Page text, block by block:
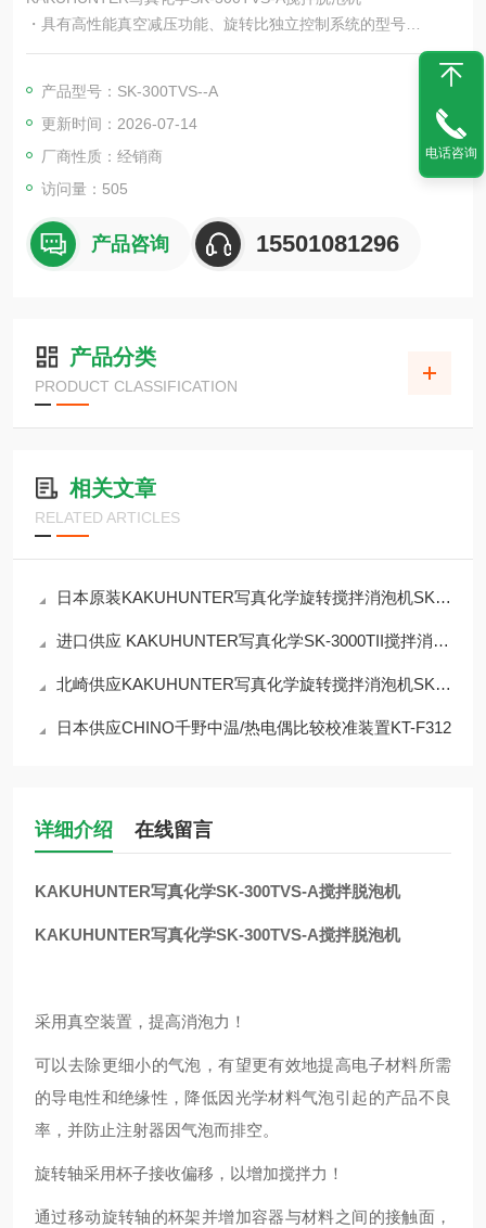
・具有高性能真空减压功能、旋转比独立控制系统的型号
有效消泡
产品型号：SK-300TVS--A
更新时间：2026-07-14
厂商性质：经销商
访问量：505
产品咨询 15501081296
产品分类
PRODUCT CLASSIFICATION
相关文章
RELATED ARTICLES
日本原装KAKUHUNTER写真化学旋转搅拌消泡机SK-1100TV/TVSIII
进口供应 KAKUHUNTER写真化学SK-3000TII搅拌消泡机
北崎供应KAKUHUNTER写真化学旋转搅拌消泡机SK-MP12T
日本供应CHINO千野中温/热电偶比较校准装置KT-F312
详细介绍 在线留言
KAKUHUNTER写真化学SK-300TVS-A搅拌脱泡机
KAKUHUNTER写真化学SK-300TVS-A搅拌脱泡机
采用真空装置，提高消泡力！
可以去除更细小的气泡，有望更有效地提高电子材料所需
的导电性和绝缘性，降低因光学材料气泡引起的产品不良
率，并防止注射器因气泡而排空。
旋转轴采用杯子接收偏移，以增加搅拌力！
通过移动旋转轴的杯架并增加容器与材料之间的接触面，
电话咨询